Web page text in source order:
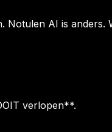
Notulen AI is
verlopen**.